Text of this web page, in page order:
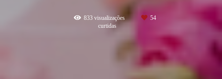
833visualizações
54
curtidas